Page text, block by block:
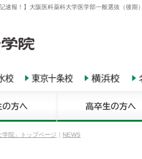
記速報！】大阪医科薬科大学医学部一般選抜（後
学院」トップページ NEWS